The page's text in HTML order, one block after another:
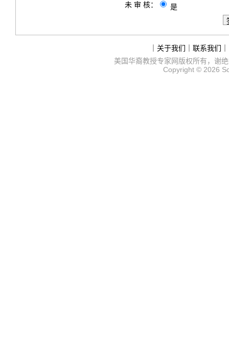
未 审 核：
是
关于我们 联系我们
美国华裔教授专家网版权所有，谢
Copyright © 2026